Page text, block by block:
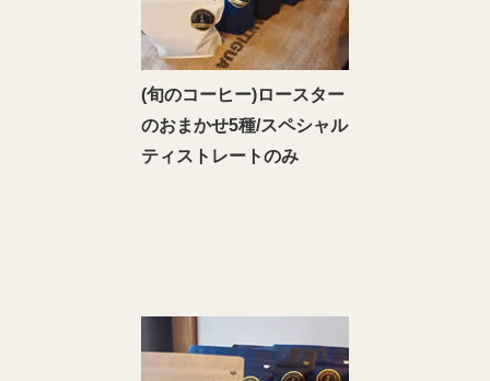
(旬のコーヒー)ロースター
のおまかせ5種/スペシャル
ティストレートのみ